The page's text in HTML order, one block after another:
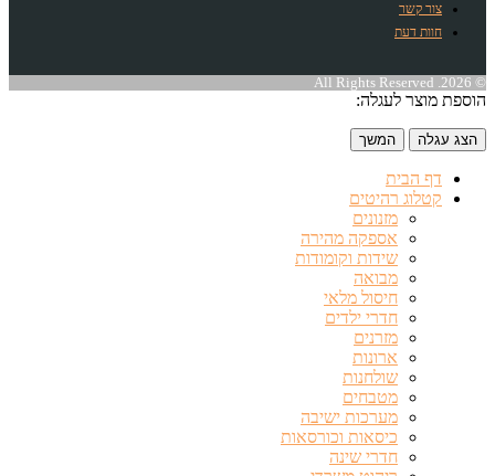
צור קשר
חוות דעת
© 2026. All Rights Reserved
הוספת מוצר לעגלה:
הצג עגלה המשך
דף הבית
קטלוג רהיטים
מזנונים
אספקה מהירה
שידות וקומודות
מבואה
חיסול מלאי
חדרי ילדים
מזרנים
ארונות
שולחנות
מטבחים
מערכות ישיבה
כיסאות וכורסאות
חדרי שינה